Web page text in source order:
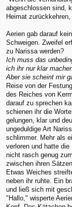
abgeschlossen sind,
Heimat
Aerien gab darauf
Schweigen. Zweifel
zu Narissa werden?
Ich muss das
ich ihr nur klar
Aber sie scheint mir
Reise von der
des Reiches von
darauf zu sprechen
schienen ihr die
gelungen, klar und
ungeduldige Art
schlimmer. Mehr als
verloren und hatte die
nicht rasch genug
zwischen ihren
Etwas Weiches
neben ihr ruhte. Ein
und ließ sich mit
"Hallo," wisperte